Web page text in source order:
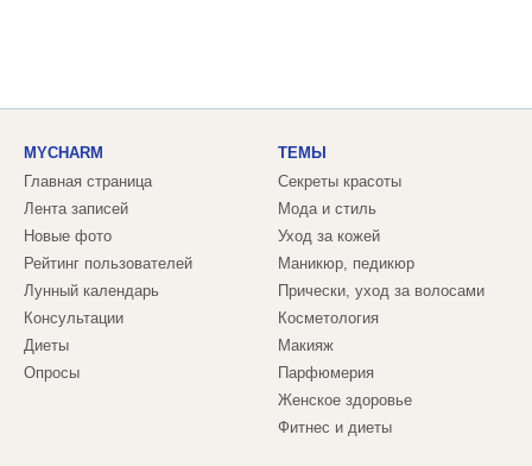
MYCHARM
Главная страница
Лента записей
Новые фото
Рейтинг пользователей
Лунный календарь
Консультации
Диеты
Опросы
ТЕМЫ
Секреты красоты
Мода и стиль
Уход за кожей
Маникюр, педикюр
Прически, уход за волосами
Косметология
Макияж
Парфюмерия
Женское здоровье
Фитнес и диеты